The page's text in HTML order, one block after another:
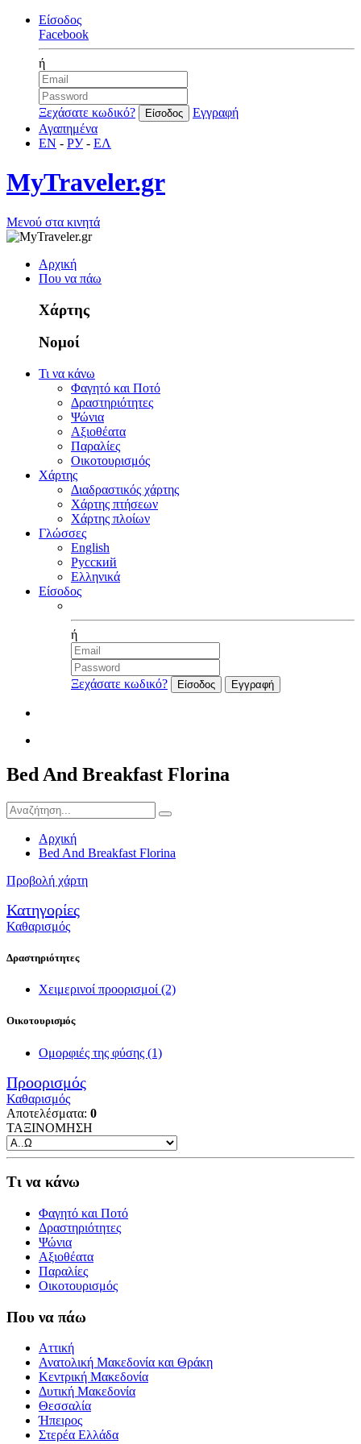
Είσοδος
Facebook
ή
Ξεχάσατε κωδικό?
Εγγραφή
Αγαπημένα
EN - РУ- ΕΛ
MyTraveler.gr
Μενού στα κινητά
Αρχική
Που να πάω
Χάρτης
Νομοί
Τι να κάνω
Φαγητό και Ποτό
Δραστηριότητες
Ψώνια
Αξιοθέατα
Παραλίες
Οικοτουρισμός
Χάρτης
Διαδραστικός χάρτης
Χάρτης πτήσεων
Χάρτης πλοίων
Γλώσσες
English
Русский
Ελληνικά
Είσοδος
ή
Ξεχάσατε κωδικό?
Bed And Breakfast Florina
Αρχική
Bed And Breakfast Florina
Προβολή χάρτη
Κατηγορίες
Καθαρισμός
Δραστηριότητες
Χειμερινοί προορισμοί (2)
Οικοτουρισμός
Ομορφιές της φύσης (1)
Προορισμός
Καθαρισμός
Αποτελέσματα: 0
ΤΑΞΙΝΟΜΗΣΗ
Τι να κάνω
Φαγητό και Ποτό
Δραστηριότητες
Ψώνια
Αξιοθέατα
Παραλίες
Οικοτουρισμός
Που να πάω
Αττική
Ανατολική Μακεδονία και Θράκη
Κεντρική Μακεδονία
Δυτική Μακεδονία
Θεσσαλία
Ήπειρος
Στερέα Ελλάδα